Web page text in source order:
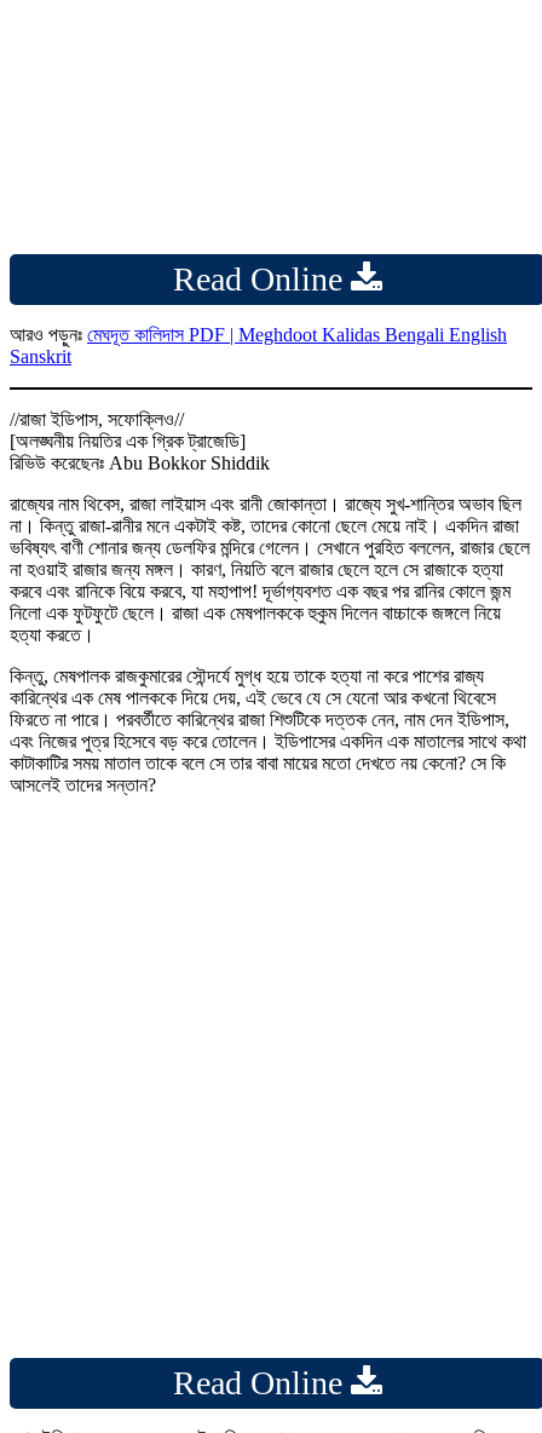
Read Online
আরও পড়ুনঃ মেঘদূত কালিদাস PDF | Meghdoot Kalidas Bengali English
Sanskrit
//রাজা ইডিপাস, সফোক্লিও//
[অলঙ্ঘনীয় নিয়তির এক গ্রিক ট্রাজেডি]
রিভিউ করেছেনঃ Abu Bokkor Shiddik
রাজ্যের নাম থিবেস, রাজা লাইয়াস এবং রানী জোকান্তা। রাজ্যে সুখ-শান্তির অভাব ছিল
না। কিন্তু রাজা-রানীর মনে একটাই কষ্ট, তাদের কোনো ছেলে মেয়ে নাই। একদিন রাজা
ভবিষ্যৎ বাণী শোনার জন্য ডেলফির মন্দিরে গেলেন। সেখানে পুরহিত বললেন, রাজার ছেলে
না হওয়াই রাজার জন্য মঙ্গল। কারণ, নিয়তি বলে রাজার ছেলে হলে সে রাজাকে হত্যা
করবে এবং রানিকে বিয়ে করবে, যা মহাপাপ! দূর্ভাগ্যবশত এক বছর পর রানির কোলে জন্ম
নিলো এক ফুটফুটে ছেলে। রাজা এক মেষপালককে হুকুম দিলেন বাচ্চাকে জঙ্গলে নিয়ে
হত্যা করতে।
কিন্তু, মেষপালক রাজকুমারের সৌন্দর্যে মুগ্ধ হয়ে তাকে হত্যা না করে পাশের রাজ্য
কারিন্থের এক মেষ পালককে দিয়ে দেয়, এই ভেবে যে সে যেনো আর কখনো থিবেসে
ফিরতে না পারে। পরবর্তীতে কারিন্থের রাজা শিশুটিকে দত্তক নেন, নাম দেন ইডিপাস,
এবং নিজের পুত্র হিসেবে বড় করে তোলেন। ইডিপাসের একদিন এক মাতালের সাথে কথা
কাটাকাটির সময় মাতাল তাকে বলে সে তার বাবা মায়ের মতো দেখতে নয় কেনো? সে কি
আসলেই তাদের সন্তান?
Read Online